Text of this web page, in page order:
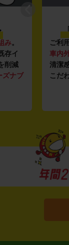
み。
存イ
削減
ズナブ
ご利
車内
清潔
こだ